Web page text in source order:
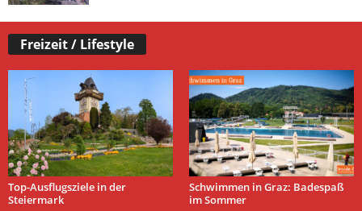
Freizeit / Lifestyle
Top-Ausflugsziele in der
Steiermark
Schwimmen in Graz: Badespaß
im Sommer